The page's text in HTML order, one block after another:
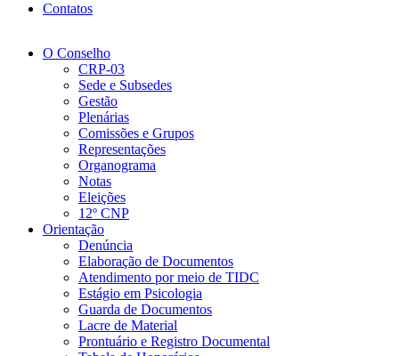
Contatos
O Conselho
CRP-03
Sede e Subsedes
Gestão
Plenárias
Comissões e Grupos
Representações
Organograma
Notas
Eleições
12º CNP
Orientação
Denúncia
Elaboração de Documentos
Atendimento por meio de TIDC
Estágio em Psicologia
Guarda de Documentos
Lacre de Material
Prontuário e Registro Documental